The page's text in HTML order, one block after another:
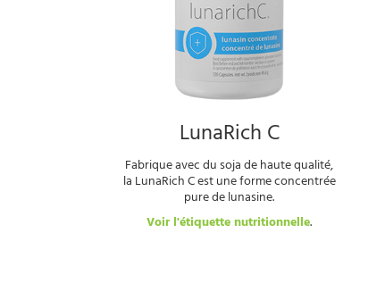
LunaRich C
Fabrique avec du soja de haute qualité,
la LunaRich C est une forme concentrée
pure de lunasine.
Voir l'étiquette nutritionnelle.